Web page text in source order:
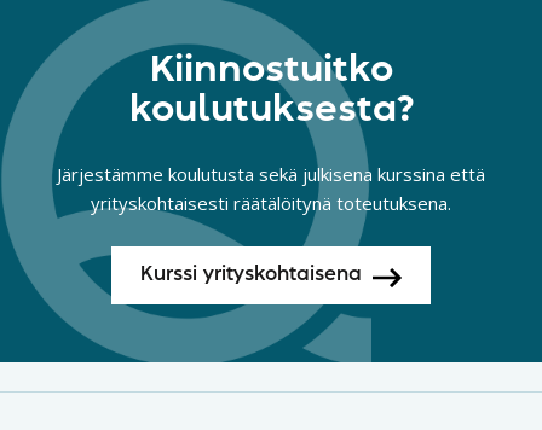
Kiinnostuitko
koulutuksesta?
Järjestämme koulutusta sekä julkisena kurssina että
yrityskohtaisesti räätälöitynä toteutuksena.
Kurssi yrityskohtaisena